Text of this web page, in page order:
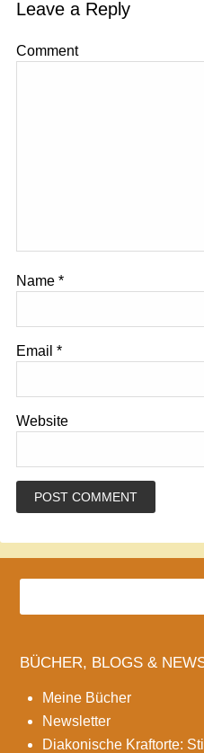
Leave a Reply
Comment
Name *
Email *
Website
BÜCHER, BLOGS &
Meine Bücher
Newsletter
Diakonische Kraftorte: